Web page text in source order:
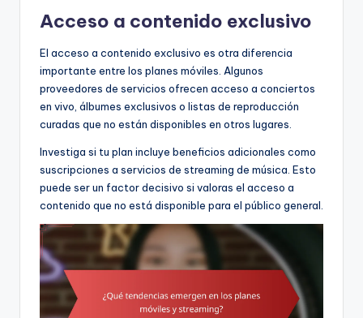
Acceso a contenido exclusivo
El acceso a contenido exclusivo es otra diferencia
importante entre los planes móviles. Algunos
proveedores de servicios ofrecen acceso a conciertos
en vivo, álbumes exclusivos o listas de reproducción
curadas que no están disponibles en otros lugares.
Investiga si tu plan incluye beneficios adicionales como
suscripciones a servicios de streaming de música. Esto
puede ser un factor decisivo si valoras el acceso a
contenido que no está disponible para el público general.